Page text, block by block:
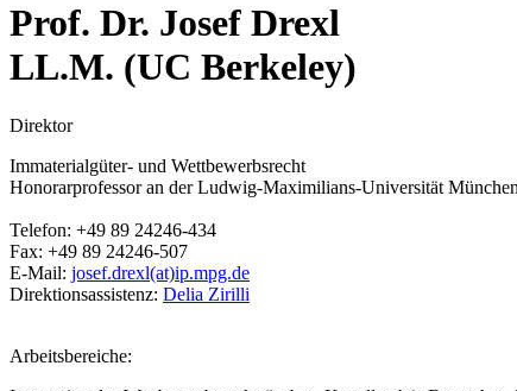
Prof. Dr. Josef Drexl
LL.M. (UC Berkeley)
Direktor
Immaterialgüter- und Wettbewerbsrecht
Honorarprofessor an der Ludwig-Maximilians-Universität München
Telefon: +49 89 24246-434
Fax: +49 89 24246-507
E-Mail: josef.drexl(at)ip.mpg.de
Direktionsassistenz: Delia Zirilli
Arbeitsbereiche: